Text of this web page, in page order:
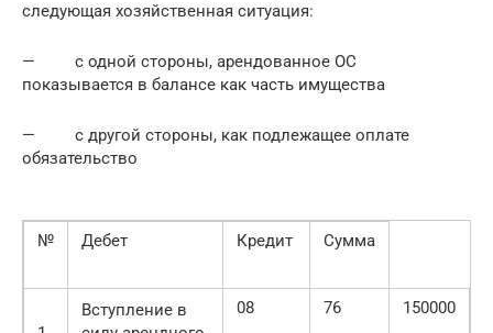
следующая хозяйственная ситуация:
— с одной стороны, арендованное ОС
показывается в балансе как часть имущества
— с другой стороны, как подлежащее оплате
обязательство
№ Дебет Кредит Сумма
Вступление в
08 76 150000